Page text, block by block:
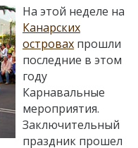
На этой неделе на
Канарских
островах прошли
последние в этом
году
Карнавальные
мероприятия.
Заключительный
праздник прошел